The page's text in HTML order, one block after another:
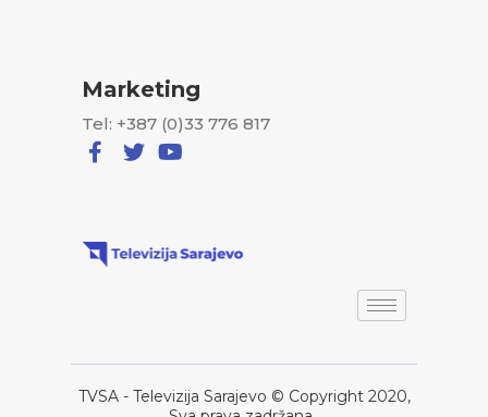
Marketing
Tel: +387 (0)33 776 817
TVSA - Televizija Sarajevo © Copyright 2020,